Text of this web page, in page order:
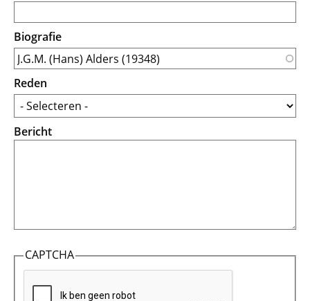
Biografie
Reden
Bericht
CAPTCHA